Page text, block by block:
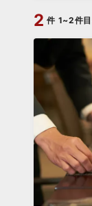
2 件 1~2件